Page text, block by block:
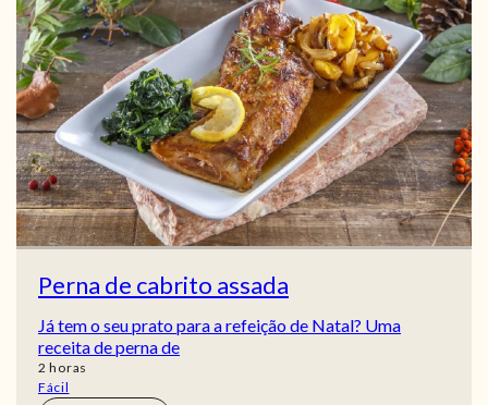
Perna de cabrito assada
Já tem o seu prato para a refeição de Natal? Uma
receita de perna de
2 horas
horas
Fácil